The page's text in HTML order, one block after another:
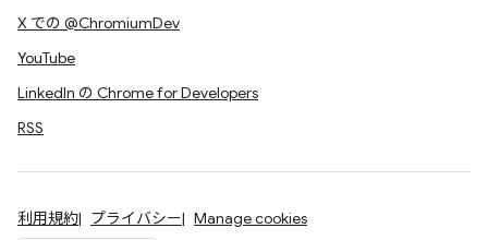
X での @ChromiumDev
YouTube
LinkedIn の Chrome for Developers
RSS
利用規約 プライバシー Manage cookies